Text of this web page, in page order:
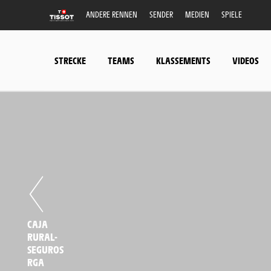
ANDERE RENNEN SENDER MEDIEN SPIELE
STRECKE TEAMS KLASSEMENTS VIDEOS
CAJA
RURAL-
SEGUROS
RGA